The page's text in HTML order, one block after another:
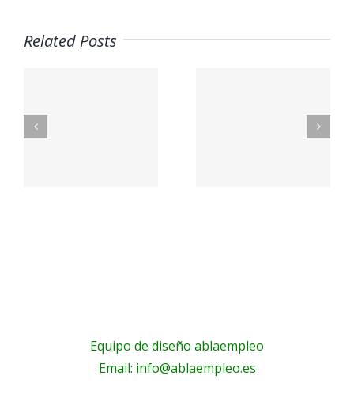
Related Posts
Contacto
– Aceites
Equipo de diseño ablaempleo
Email: info@ablaempleo.es